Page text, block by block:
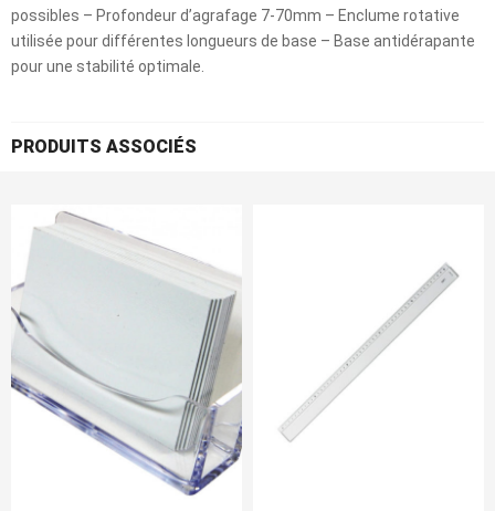
possibles – Profondeur d’agrafage 7-70mm – Enclume rotative
utilisée pour différentes longueurs de base – Base antidérapante
pour une stabilité optimale.
PRODUITS ASSOCIÉS